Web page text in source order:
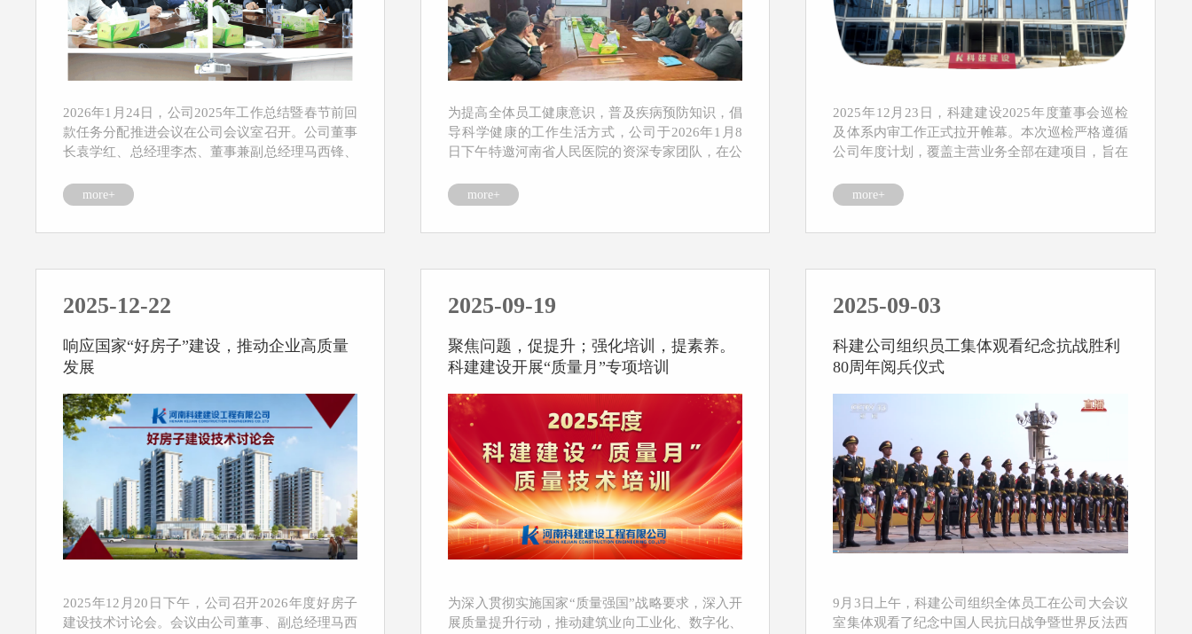
2026年1月24日，公司2025年工作总结暨春节前回
款任务分配推进会议在公司会议室召开。公司董事
长袁学红、总经理李杰、董事兼副总经理马西锋、
more+
为提高全体员工健康意识，普及疾病预防知识，倡
导科学健康的工作生活方式，公司于2026年1月8
日下午特邀河南省人民医院的资深专家团队，在公
more+
2025年12月23日，科建建设2025年度董事会巡检
及体系内审工作正式拉开帷幕。本次巡检严格遵循
公司年度计划，覆盖主营业务全部在建项目，旨在
more+
2025-12-22
响应国家“好房子”建设，推动企业高质量
发展
2025年12月20日下午，公司召开2026年度好房子
建设技术讨论会。会议由公司董事、副总经理马西
2025-09-19
聚焦问题，促提升；强化培训，提素养。
科建建设开展“质量月”专项培训
为深入贯彻实施国家“质量强国”战略要求，深入开
展质量提升行动，推动建筑业向工业化、数字化、
2025-09-03
科建公司组织员工集体观看纪念抗战胜利
80周年阅兵仪式
9月3日上午，科建公司组织全体员工在公司大会议
室集体观看了纪念中国人民抗日战争暨世界反法西